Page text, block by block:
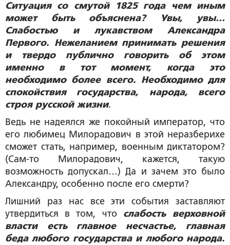
Ситуация со смутой 1825 года чем иным
может быть объяснена? Увы, увы…
Слабостью и лукавством Александра
Первого. Нежеланием принимать решения
и твердо публично говорить об этом
именно в тот момент, когда это
необходимо более всего. Необходимо для
спокойствия государства, народа, всего
строя русской жизни.
Ведь не надеялся же покойный император, что
его любимец Милорадович в этой неразберихе
сможет стать, например, военным диктатором?
(Сам-то Милорадович, кажется, такую
возможность допускал…) Да и зачем это было
Александру, особенно после его смерти?
Лишний раз нас все эти события заставляют
утвердиться в том, что слабость верховной
власти есть главное несчастье, главная
беда любого государства и любого народа.